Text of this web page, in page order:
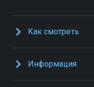
Как смотреть
Информация